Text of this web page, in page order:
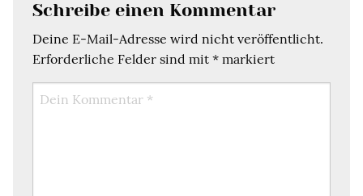
Schreibe einen Kommentar
Deine E-Mail-Adresse wird nicht veröffentlicht.
Erforderliche Felder sind mit * markiert